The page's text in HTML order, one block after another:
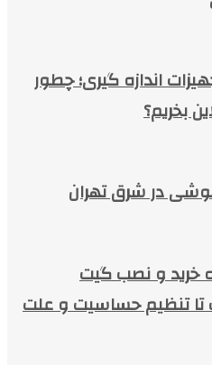
اندازه گیری؛ چطور
بخریم؟
در شرق تهران
خرید و نصب گیت
تنظیم حساسیت و علت